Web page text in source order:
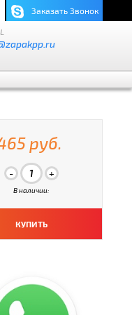
Заказать Звонок
руб.
В наличии:
КУПИТЬ